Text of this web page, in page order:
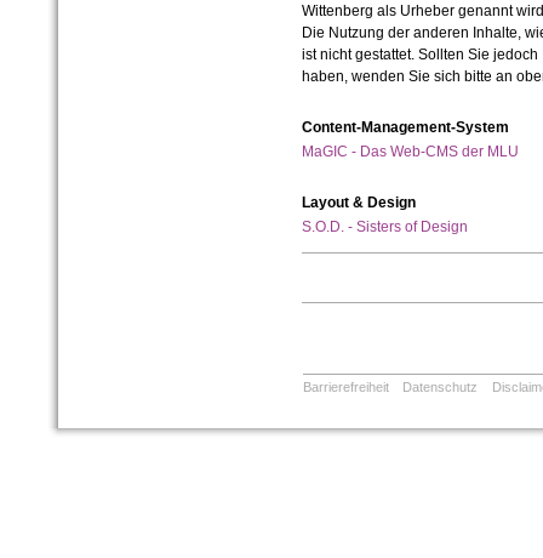
Wittenberg als Urheber genannt
Die Nutzung der anderen Inhalte,
ist nicht gestattet. Sollten Sie
haben, wenden Sie sich bitte an
Content-Management-System
MaGIC - Das Web-CMS der MLU
Layout & Design
S.O.D. - Sisters of Design
Barrierefreiheit Datenschutz